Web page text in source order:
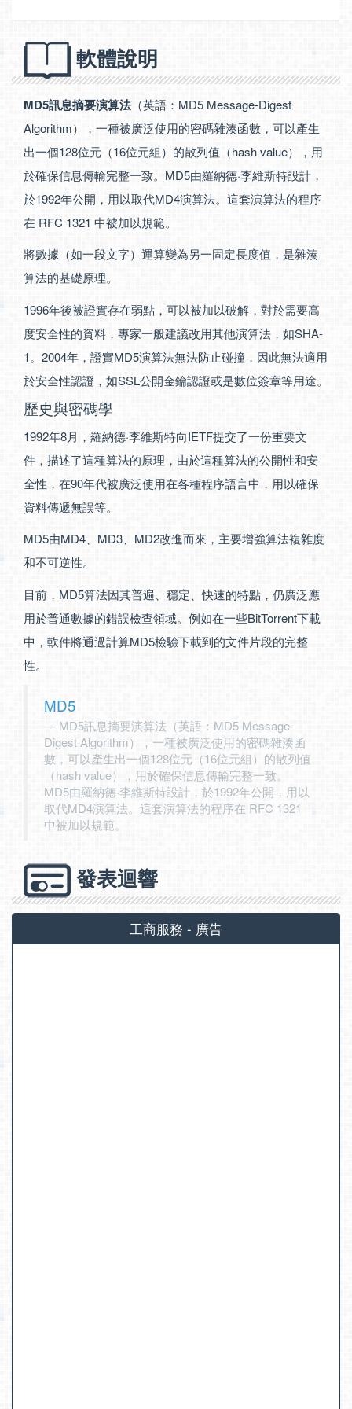
軟體說明
MD5訊息摘要演算法（英語：MD5 Message-Digest
Algorithm），一種被廣泛使用的密碼雜湊函數，可以產生
出一個128位元（16位元組）的散列值（hash value），用
於確保信息傳輸完整一致。MD5由羅納德·李維斯特設計，
於1992年公開，用以取代MD4演算法。這套演算法的程序
在 RFC 1321 中被加以規範。
將數據（如一段文字）運算變為另一固定長度值，是雜湊
算法的基礎原理。
1996年後被證實存在弱點，可以被加以破解，對於需要高
度安全性的資料，專家一般建議改用其他演算法，如SHA-
1。2004年，證實MD5演算法無法防止碰撞，因此無法適用
於安全性認證，如SSL公開金鑰認證或是數位簽章等用途。
歷史與密碼學
1992年8月，羅納德·李維斯特向IETF提交了一份重要文
件，描述了這種算法的原理，由於這種算法的公開性和安
全性，在90年代被廣泛使用在各種程序語言中，用以確保
資料傳遞無誤等。
MD5由MD4、MD3、MD2改進而來，主要增強算法複雜度
和不可逆性。
目前，MD5算法因其普遍、穩定、快速的特點，仍廣泛應
用於普通數據的錯誤檢查領域。例如在一些BitTorrent下載
中，軟件將通過計算MD5檢驗下載到的文件片段的完整
性。
MD5
MD5訊息摘要演算法（英語：MD5 Message-
Digest Algorithm），一種被廣泛使用的密碼雜湊函
數，可以產生出一個128位元（16位元組）的散列值
（hash value），用於確保信息傳輸完整一致。
MD5由羅納德·李維斯特設計，於1992年公開，用以
取代MD4演算法。這套演算法的程序在 RFC 1321
中被加以規範。
發表迴響
工商服務 - 廣告